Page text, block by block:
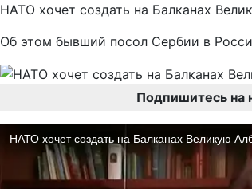
НАТО хочет создать на Балканах
Об этом бывший посол Сербии в
Подпишитесь на